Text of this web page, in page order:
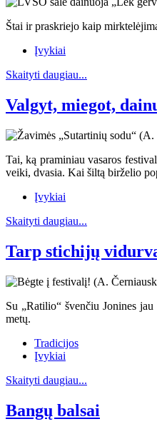
Štai ir praskriejo kaip
Įvykiai
Skaityti daugiau...
Valgyt, miegot,
Tai, ką praminiau vasaros
veiki, dvasia. Kai šiltą birželio
Įvykiai
Skaityti daugiau...
Tarp stichijų
Su „Ratilio“ švenčiu Jonines
metų.
Tradicijos
Įvykiai
Skaityti daugiau...
Bangų balsai